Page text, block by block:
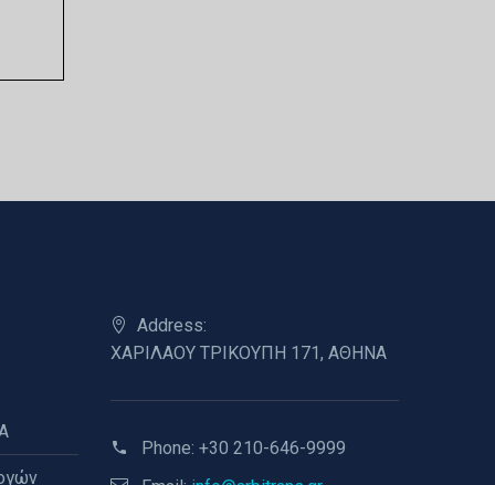
Address:
ΧΑΡΙΛΑΟΥ ΤΡΙΚΟΥΠΗ 171, ΑΘΗΝΑ
Phone: +30 210-646-9999